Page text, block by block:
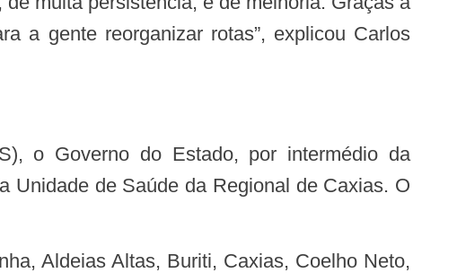
a gente reorganizar rotas”, explicou Carlos
Unidade de Saúde da Regional de Caxias. O